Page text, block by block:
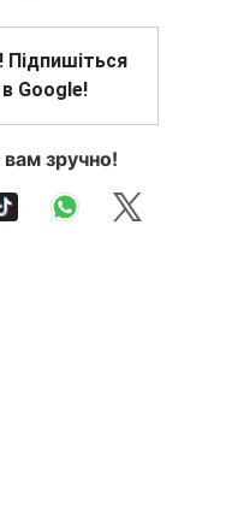
Підпишіться
Google!
зручно!